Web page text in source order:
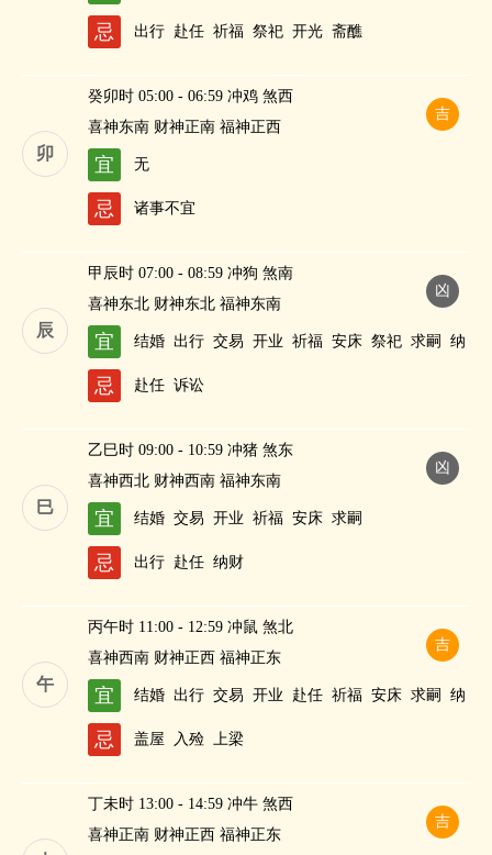
忌 出行 赴任 祈福 祭祀 开光 斋醮
卯
吉
癸卯时 05:00 - 06:59 冲鸡 煞西
喜神东南 财神正南 福神正西
宜 无
忌 诸事不宜
辰
凶
甲辰时 07:00 - 08:59 冲狗 煞南
喜神东北 财神东北 福神东南
宜 结婚 出行 交易 开业 祈福 安床 祭祀 求嗣
纳
财
忌 赴任 诉讼
巳
凶
乙巳时 09:00 - 10:59 冲猪 煞东
喜神西北 财神西南 福神东南
宜 结婚 交易 开业 祈福 安床 求嗣
忌 出行 赴任 纳财
午
吉
丙午时 11:00 - 12:59 冲鼠 煞北
喜神西南 财神正西 福神正东
宜 结婚 出行 交易 开业 赴任 祈福 安床 求嗣
纳
财
忌 盖屋 入殓 上梁
吉
丁未时 13:00 - 14:59 冲牛 煞西
喜神正南 财神正西 福神正东